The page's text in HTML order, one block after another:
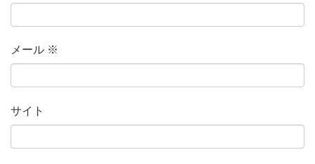
メール ※
サイト